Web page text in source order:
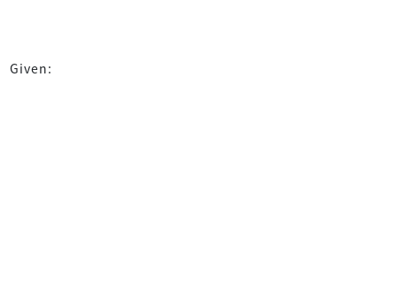
Given: